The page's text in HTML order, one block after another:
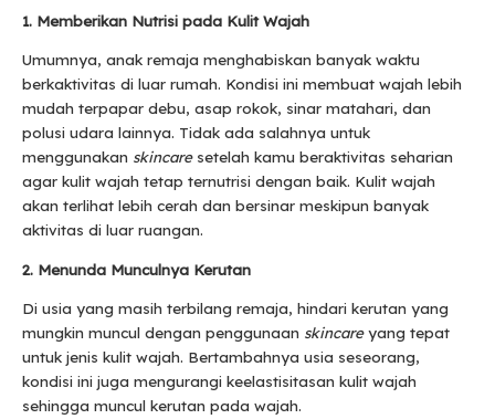
1. Memberikan Nutrisi pada Kulit Wajah
Umumnya, anak remaja menghabiskan banyak waktu
berkaktivitas di luar rumah. Kondisi ini membuat wajah lebih
mudah terpapar debu, asap rokok, sinar matahari, dan
polusi udara lainnya. Tidak ada salahnya untuk
menggunakan skincare setelah kamu beraktivitas seharian
agar kulit wajah tetap ternutrisi dengan baik. Kulit wajah
akan terlihat lebih cerah dan bersinar meskipun banyak
aktivitas di luar ruangan.
2. Menunda Munculnya Kerutan
Di usia yang masih terbilang remaja, hindari kerutan yang
mungkin muncul dengan penggunaan skincareyang tepat
untuk jenis kulit wajah. Bertambahnya usia seseorang,
kondisi ini juga mengurangi keelastisitasan kulit wajah
sehingga muncul kerutan pada wajah.